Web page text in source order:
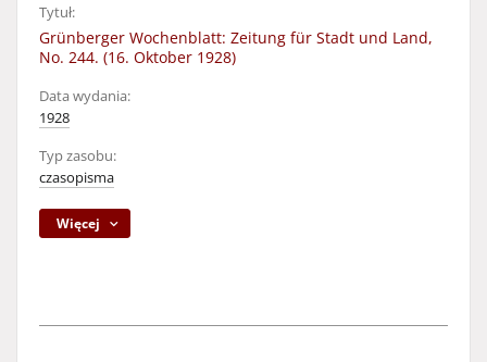
Tytuł:
Grünberger Wochenblatt: Zeitung für Stadt und Land,
No. 244. (16. Oktober 1928)
Data wydania:
1928
Typ zasobu:
czasopisma
Więcej